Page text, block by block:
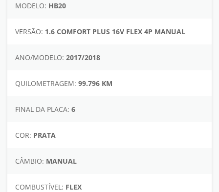
MODELO: HB20
VERSÃO: 1.6 COMFORT PLUS 16V FLEX 4P MANUAL
ANO/MODELO: 2017/2018
QUILOMETRAGEM: 99.796 KM
FINAL DA PLACA: 6
COR: PRATA
CÂMBIO: MANUAL
COMBUSTÍVEL: FLEX